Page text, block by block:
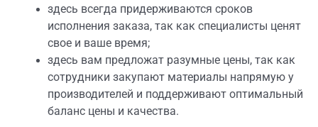
здесь всегда придерживаются сроков
исполнения заказа, так как специалисты ценят
свое и ваше время;
здесь вам предложат разумные цены, так как
сотрудники закупают материалы напрямую у
производителей и поддерживают оптимальный
баланс цены и качества.